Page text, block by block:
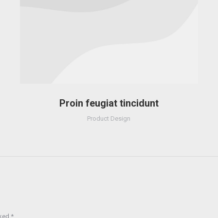
Proin feugiat tincidunt
Product Design
*